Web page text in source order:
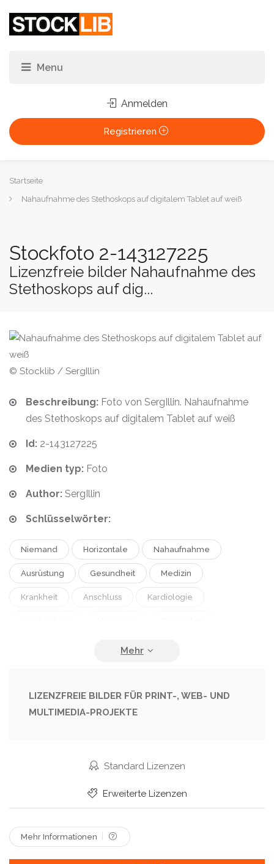
Anmelden
Registrieren
Sie
sind
Startseite
Nahaufnahme des Stethoskops auf digitalem Tablet auf weiß
Stockfoto 2-143127225
Lizenzfreie bilder Nahaufnahme des
Stethoskops auf dig...
© Stocklib / SergIllin
Beschreibung: Foto von SergIllin. Nahaufnahme
des Stethoskops auf digitalem Tablet auf weiß
Id: 2-143127225
Medien typ: Foto
Author: SergIllin
Schlüsselwörter:
Niemand Horizontale Nahaufnahme
Ausrüstung Gesundheit Medizin
Krankheit Anschluss Kardiologie
Funktechnologie Tablet-Computer Tablet-PC
Digitales Tablet
LIZENZFREIE BILDER FÜR PRINT-, WEB- UND
MULTIMEDIA-PROJEKTE
Standard Lizenzen
Erweiterte Lizenzen
Mehr Informationen